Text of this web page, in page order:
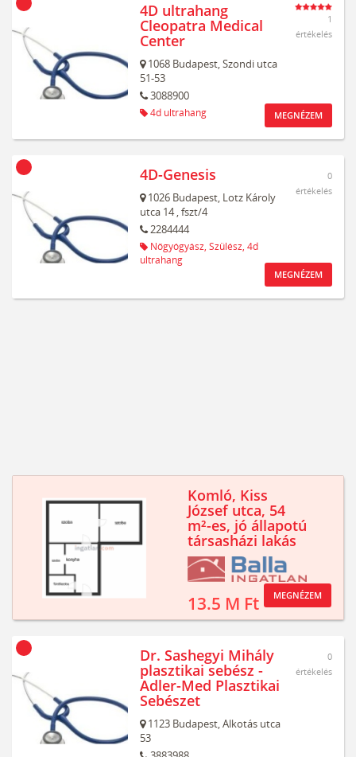
4D ultrahang
Cleopatra Medical
Center
1068 Budapest,Szondi utca
51-53
3088900
4d ultrahang
1
értékelés
MEGNÉZEM
4D-Genesis
1026 Budapest, Lotz Károly
utca 14, fszt/4
2284444
Nőgyógyász, Szülész, 4d
ultrahang
0
értékelés
MEGNÉZEM
Komló, Kiss
József utca, 54
m²-es, jó állapotú
társasházi lakás
13.5 M Ft MEGNÉZEM
Dr. Sashegyi Mihály
plasztikai sebész -
Adler-Med Plasztikai
Sebészet
1123 Budapest,Alkotás utca
53
0
értékelés